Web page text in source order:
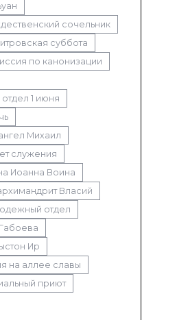
сочельник
суббота
по канонизации
отдел 1 июня
Михаил
служения
Иоанна Воина
Власий
отдел
Ир
на аллее славы
приют